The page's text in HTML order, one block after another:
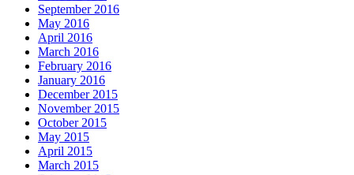
September 2016
May 2016
April 2016
March 2016
February 2016
January 2016
December 2015
November 2015
October 2015
May 2015
April 2015
March 2015